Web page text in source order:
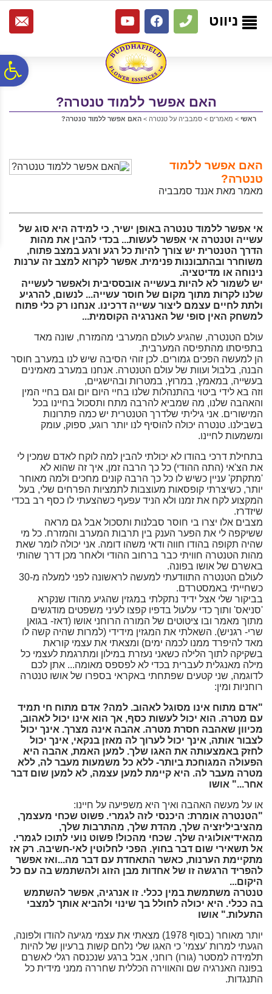
נגישות
אתר
המרכזי
ניווט
האם אפשר ללמוד טנטרה?
ראשי > מאמרים > סמבביה על טנטרה > האם אפשר ללמוד טנטרה?
האם אפשר ללמוד
טנטרה?
מאמר מאת אננד סמבביה
אי אפשר ללמוד טנטרה באופן ישיר, כי למידה היא סוג של
עשייה וטנטרה אי אפשר לעשות... בכדי להבין את מהות
הדרך הטנטרית יש צורך להיות כל רגע ורגע במצב פתוח,
משוחרר ובהתבוננות פנימית. אפשר לקרוא למצב זה ערנות
נינוחה או מדיטציה.
יש לשמור לא להיות בעשייה אובססיבית ולאפשר לעשייה
שלנו לקרות מתוך מקום של חוסר עשייה... לנשום, להרגיע
ולתת לחיים עצמם ליצור עשייה דרכינו. אנחנו רק כלי פתוח
למשחק האין סופי של האנרגיה הקוסמית...
עולם הטנטרה, שהגיע לעולם המערבי מהמזרח, שונה מאד
בתפיסתו מהתפיסה המערבית.
הן למעשה הפכים גמורים. לכן זוהי הסיבה שיש לנו במערב חוסר
הבנה, בלבול ועוות של עולם הטנטרה. אנחנו במערב מאמינים
בעשייה, במאמץ, במרוץ, במטרות ובהישגיים,
וזה בא לידי ביטוי בהתנהלות שלנו בחיי היום יום וגם בחיי המין
והאהבה שלנו, מה שמביא להרבה מתח ותסכול בחיינו בכל
המישורים. אני גיליתי שלדרך הטנטרית יש כמה פתרונות
בשבילנו. טנטרה יכולה להוסיף לנו יותר רוגע, ספוק, עומק
ומשמעות לחיינו.
בתחילת דרכי בהודו לא יכולתי להבין למה לוקח לאדם שמכין לי
את הצ'אי (התה ההודי) כל כך הרבה זמן, איך זה שהוא לא
'מתקתק' עניין כשיש לו כל כך הרבה קונים מחכים ולמה מאוחר
יותר, כשיצרתי קופסאות מעוצבות לתמציות הפרחים שלי, בעל
המקצוע לקח את זמנו ולא הניד עפעף כשהצעתי לו כסף רב בכדי
שיזדרז.
מצבים אלו יצרו בי חוסר סבלנות ותסכול אבל גם מראה
ששיקפה לי את הפער הענק בין תרבות המערב והמזרח. כל מי
שהיה תקופה בהודו חווה ודאי משהו דומה. אני יכולה לומר שאת
מהות הטנטרה חוויתי כבר ברחוב ההודי ולאחר מכן דרך שהותי
באשרם של אושו בפונה.
לעולם הטנטרה התוודעתי למעשה לראשונה לפני למעלה מ-30
כשחייתי באמסטרדם.
בביקור שלי אצל ידיד נתקלתי במגזין שהגיע מהודו שנקרא
'סניאס' ותוך כדי עלעול בדפיו קפצו לעיני משפטים מודגשים
מתוך מאמר ובו ציטוטים של המורה הרוחני אושו (דאז- בגואן
שרי- רגניש). השאלתי את המגזין מידידי (למרות שהיה קשה לו
מאד להיפרד ממנו לכמה ימים) ומצאתי את עצמי קוראת
בשקיקה לתוך הלילה כשאני נעזרת במילון ומתרגמת לעצמי כל
מילה מאנגלית לעברית בכדי לא לפספס מאומה... אתן לכם
לדוגמה, שני קטעים שפתחתי באקראי בספרו של אושו טנטרה
רוחניות ומין:
"אדם מתוח אינו מסוגל לאהוב. למה? אדם מתוח חי תמיד
עם מטרה. הוא יכול לעשות כסף, אך הוא אינו יכול לאהוב,
מכיוון שאהבה חסרת מטרה. אהבה אינה מצרך. אינך יכול
לצבור אותה, אינך יכול לערוך לה מאזן בנקאי, אינך יכול
לחזק באמצעותה את האגו שלך. למען האמת, אהבה היא
הפעולה המגוחכת ביותר- ללא כל משמעות מעבר לה, ללא
מטרה מעבר לה. היא קיימת למען עצמה, לא למען שום דבר
אחר..." אושו
או על מעשה האהבה ואיך היא משפיעה על חיינו:
"הטנטרה אומרת: היכנסי לזה לגמרי. פשוט שכחי מעצמך,
מהציביליזציה שלך, מהדת שלך, מהתרבות שלך,
מהאידיאולוגיה שלך. שכחי מהכול! פשוט נועי לתוכו לגמרי.
אל תשאירי שום דבר בחוץ. הפכי לחלוטין לאי-חשיבה. רק אז
מתקיימת הערנות, כאשר התאחדת עם דבר מה...ואז אפשר
להפריד הרגשה זו של אחדות מבן הזוג ולהשתמש בה עם כל
היקום...
טנטרה משתמשת במין ככלי. זו אנרגיה, אפשר להשתמש
בה ככלי. היא יכולה לחולל בך שינוי ולהביא אותך למצבי
התעלות." אושו
יותר מאוחר (בסוף 1978) מצאתי את עצמי מגיעה להודו ולפונה,
הגעתי למרות 'עצמי' כי האגו שלי נלחם קשות ברעיון של להיות
תלמידה למסטר (גורו) רוחני, אבל ברגע שנכנסה רגלי לאשרם
בפונה האנרגיה שם והאווירה הכללית שחררה ממני מידית כל
התנגדות.